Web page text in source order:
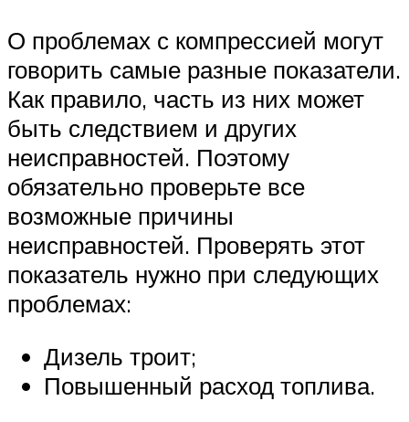
О проблемах с компрессией могут
говорить самые разные показатели.
Как правило, часть из них может
быть следствием и других
неисправностей. Поэтому
обязательно проверьте все
возможные причины
неисправностей. Проверять этот
показатель нужно при следующих
проблемах:
Дизель троит;
Повышенный расход топлива.